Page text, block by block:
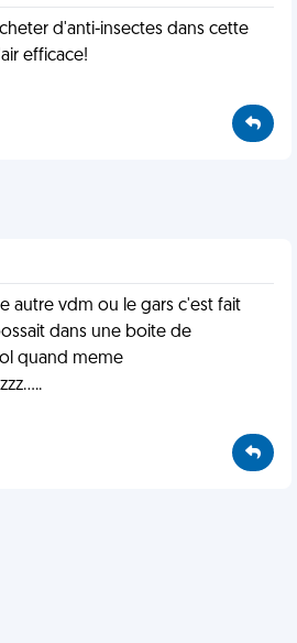
d'anti-insectes dans cette
efficace!
autre vdm ou le gars c'est fait
dans une boite de
quand meme